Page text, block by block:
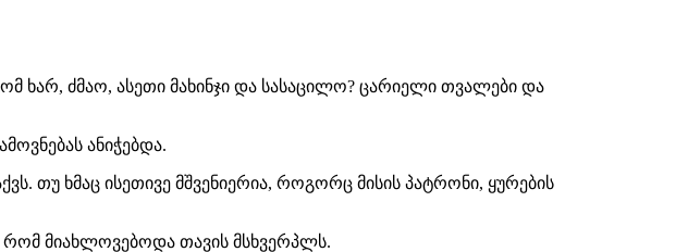
ხარ, ძმაო, ასეთი მახინჯი და სასაცილო? ცარიელი თვალები და
ანიჭებდა.
ხმაც ისეთივე მშვენიერია, როგორც მისის პატრონი, ყურების
მიახლოვებოდა თავის მსხვერპლს.